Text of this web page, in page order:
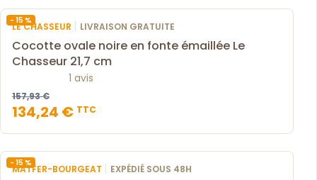
- 15 %
LE CHASSEUR | LIVRAISON GRATUITE
Cocotte ovale noire en fonte émaillée Le
Chasseur 21,7 cm
1 avis
157,93 €
134,24 € TTC
- 15 %
MATFER-BOURGEAT | EXPÉDIÉ SOUS 48H